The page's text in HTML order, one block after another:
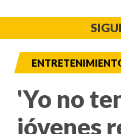
'Yo no
jóvenes